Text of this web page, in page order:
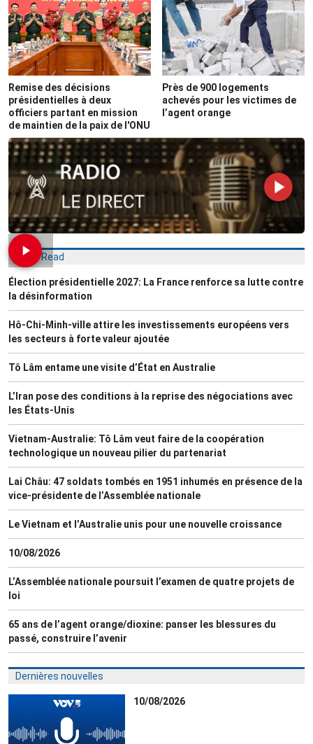
Remise des décisions
présidentielles à deux
officiers partant en mission
de maintien de la paix de l'ONU
Près de 900 logements
achevés pour les victimes de
l’agent orange
Most Read
Élection présidentielle 2027: La France renforce sa lutte contre
la désinformation
Hô-Chi-Minh-ville attire les investissements européens vers
les secteurs à forte valeur ajoutée
Tô Lâm entame une visite d’État en Australie
L’Iran pose des conditions à la reprise des négociations avec
les États-Unis
Vietnam-Australie: Tô Lâm veut faire de la coopération
technologique un nouveau pilier du partenariat
Lai Châu: 47 soldats tombés en 1951 inhumés en présence de la
vice-présidente de l’Assemblée nationale
Le Vietnam et l’Australie unis pour une nouvelle croissance
10/08/2026
L’Assemblée nationale poursuit l’examen de quatre projets de
loi
65 ans de l’agent orange/dioxine: panser les blessures du
passé, construire l’avenir
Dernières nouvelles
10/08/2026